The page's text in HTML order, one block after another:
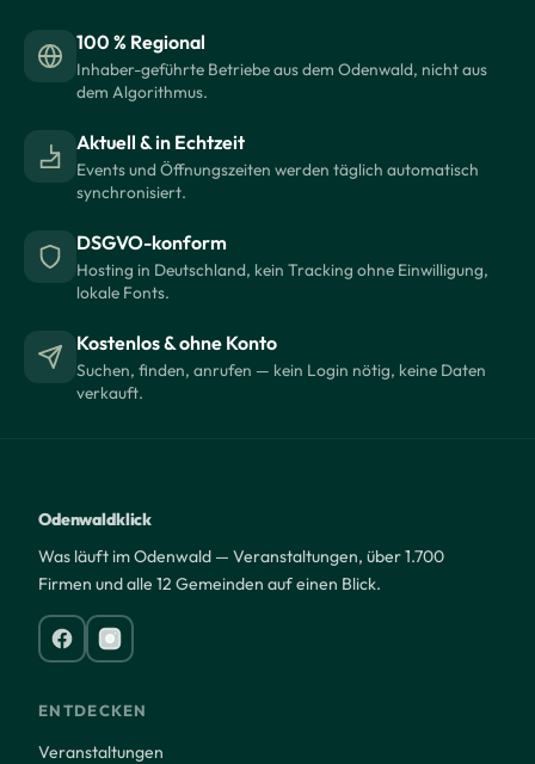
100 % Regional
Inhaber-geführte Betriebe aus dem Odenwald, nicht aus
dem Algorithmus.
Aktuell & in Echtzeit
Events und Öffnungszeiten werden täglich automatisch
synchronisiert.
DSGVO-konform
Hosting in Deutschland, kein Tracking ohne Einwilligung,
lokale Fonts.
Kostenlos & ohne Konto
Suchen, finden, anrufen — kein Login nötig, keine Daten
verkauft.
Odenwaldklick
Was läuft im Odenwald — Veranstaltungen, über 1.700
Firmen und alle 12 Gemeinden auf einen Blick.
ENTDECKEN
Veranstaltungen